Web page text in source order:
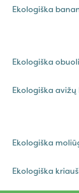
Ekologiška
Ekologiška
Ekologiška avižų
Ekologiška
Ekologiška